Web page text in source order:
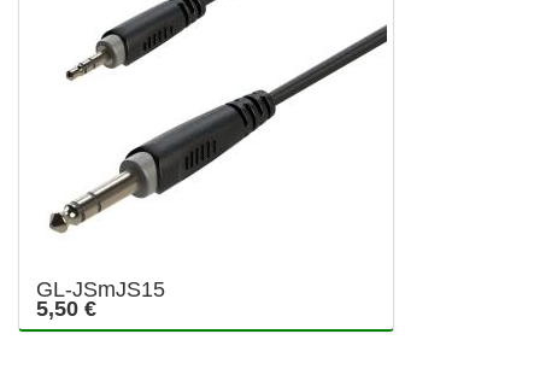
GL-JSmJS15
5,50 €